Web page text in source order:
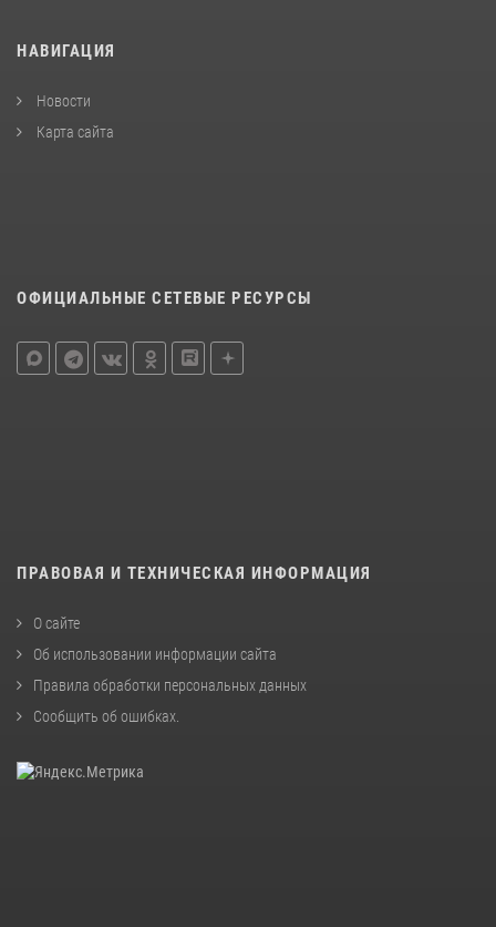
НАВИГАЦИЯ
Новости
Карта сайта
ОФИЦИАЛЬНЫЕ СЕТЕВЫЕ РЕСУРСЫ
ПРАВОВАЯ И ТЕХНИЧЕСКАЯ ИНФОРМАЦИЯ
О сайте
Об использовании информации сайта
Правила обработки персональных данных
Сообщить об ошибках.